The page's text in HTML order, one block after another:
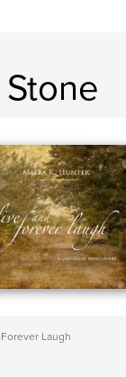
Laugh